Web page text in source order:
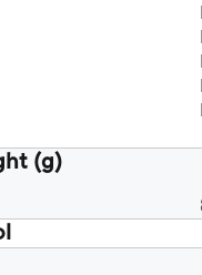
(g)
-- Maximum